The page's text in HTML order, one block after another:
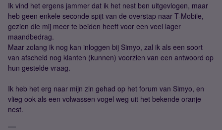
Ik vind het ergens jammer dat ik het nest ben uitgevlogen, maar
heb geen enkele seconde spijt van de overstap naar T-Mobile,
gezien die mij meer te beiden heeft voor een veel lager
maandbedrag.
Maar zolang ik nog kan inloggen bij Simyo, zal ik als een soort
van afscheid nog klanten (kunnen) voorzien van een antwoord op
hun gestelde vraag.
Ik heb het erg naar mijn zin gehad op het forum van Simyo, en
vlieg ook als een volwassen vogel weg uit het bekende oranje
nest.